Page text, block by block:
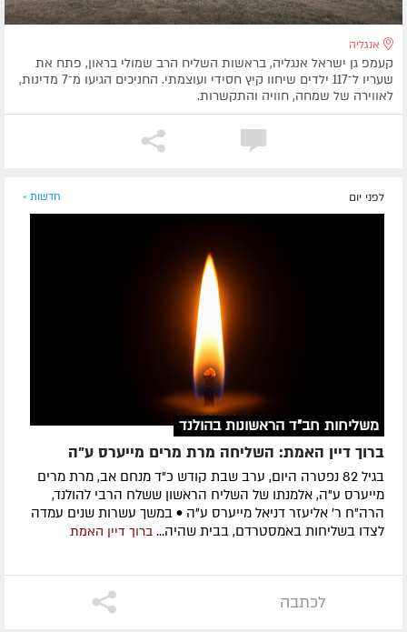
אנגליה
קעמפ גן ישראל אנגליה, בראשות השליח הרב שמולי בראון, פתח את
שעריו ל־117 ילדים שיחוו קיץ חסידי ועוצמתי. החניכים הגיעו מ־7 מדינות,
לאווירה של שמחה, חוויה והתקשרות.
לפני יום חדשות »
משליחות חב"ד הראשונות בהולנד
ברוך דיין האמת: השליחה מרת מרים מייערס ע"ה
בגיל 82 נפטרה היום, ערב שבת קודש כ"ד מנחם אב, מרת מרים
מייערס ע"ה, אלמנתו של השליח הראשון ששלח הרבי להולנד,
הרה"ח ר' אליעזר דניאל מייערס ע"ה • במשך עשרות שנים עמדה
לצדו בשליחות באמסטרדם, בבית שהיה... ברוך דיין האמת
לכתבה